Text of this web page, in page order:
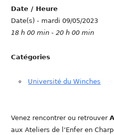
Date / Heure
Date(s) - mardi 09/05/2023
18 h 00 min - 20 h 00 min
Catégories
Université du Winches
Venez rencontrer ou retrouver
aux Ateliers de l’Enfer en